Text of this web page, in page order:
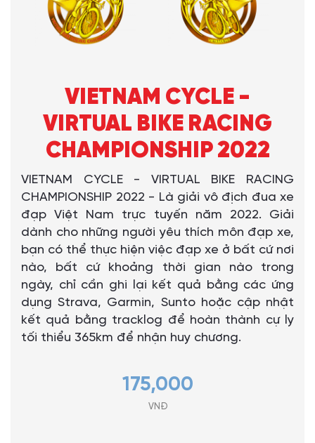
VIETNAM CYCLE -
VIRTUAL BIKE RACING
CHAMPIONSHIP 2022
VIETNAM CYCLE - VIRTUAL BIKE RACING
CHAMPIONSHIP 2022 - Là giải vô địch đua xe
đạp Việt Nam trực tuyến năm 2022. Giải
dành cho những người yêu thích môn đạp xe,
bạn có thể thực hiện việc đạp xe ở bất cứ nơi
nào, bất cứ khoảng thời gian nào trong
ngày, chỉ cần ghi lại kết quả bằng các ứng
dụng Strava, Garmin, Sunto hoặc cập nhật
kết quả bằng tracklog để hoàn thành cự ly
tối thiểu 365km để nhận huy chương.
175,000
VNĐ